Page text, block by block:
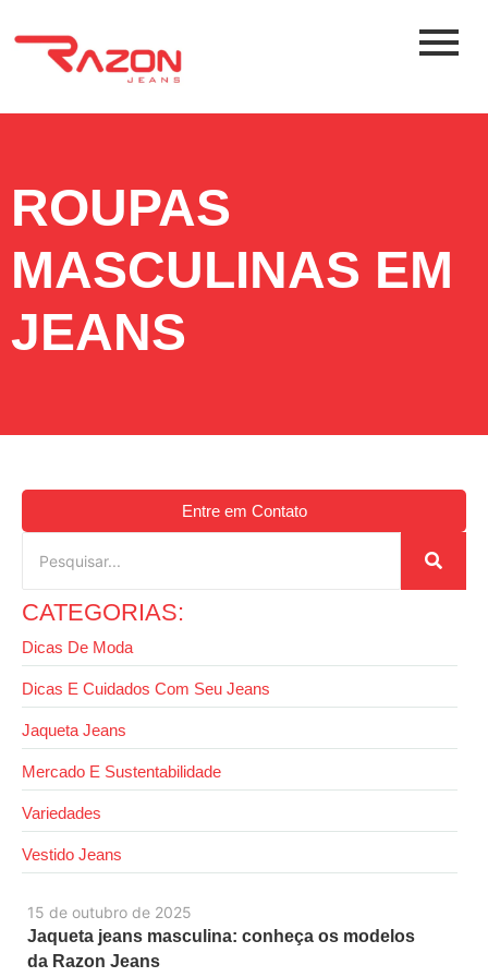
ROUPAS
MASCULINAS EM
JEANS
15 de outubro de 2025
Jaqueta jeans masculina: conheça os modelos
da Razon Jeans
Entre em Contato
CATEGORIAS:
Dicas De Moda
Dicas E Cuidados Com Seu Jeans
Jaqueta Jeans
Mercado E Sustentabilidade
Variedades
Vestido Jeans